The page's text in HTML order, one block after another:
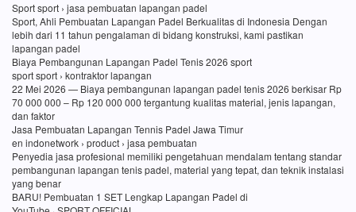
Sport sport › jasa pembuatan lapangan padel
Sport, Ahli Pembuatan Lapangan Padel Berkualitas di Indonesia Dengan
lebih dari 11 tahun pengalaman di bidang konstruksi, kami pastikan
lapangan padel
Biaya Pembangunan Lapangan Padel Tenis 2026 sport
sport sport › kontraktor lapangan
22 Mei 2026 — Biaya pembangunan lapangan padel tenis 2026 berkisar Rp
70 000 000 – Rp 120 000 000 tergantung kualitas material, jenis lapangan,
dan faktor
Jasa Pembuatan Lapangan Tennis Padel Jawa Timur
en indonetwork › product › jasa pembuatan
Penyedia jasa profesional memiliki pengetahuan mendalam tentang standar
pembangunan lapangan tenis padel, material yang tepat, dan teknik instalasi
yang benar
BARU! Pembuatan 1 SET Lengkap Lapangan Padel di